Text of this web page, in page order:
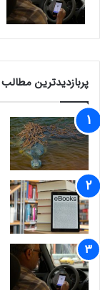
پربازدیدترین مطالب